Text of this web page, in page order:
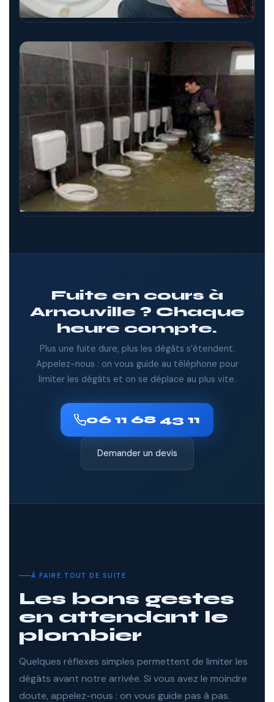
Fuite en cours à
Arnouville ? Chaque
heure compte.
Plus une fuite dure, plus les dégâts s’étendent.
Appelez-nous : on vous guide au téléphone pour
limiter les dégâts et on se déplace au plus vite.
06 11 68 43 11
Demander un devis
À FAIRE TOUT DE SUITE
Les bons gestes
en attendant le
plombier
Quelques réflexes simples permettent de limiter les
dégâts avant notre arrivée. Si vous avez le moindre
doute, appelez-nous : on vous guide pas à pas.